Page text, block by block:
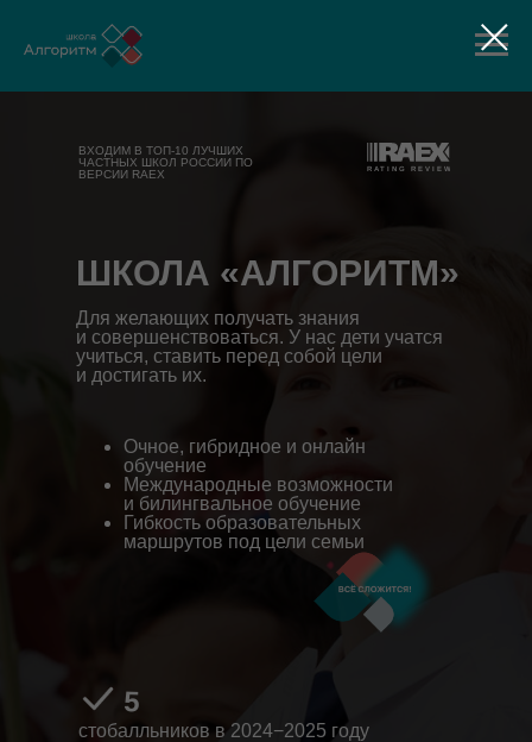
ШКОЛА «АЛГОРИТМ»
Очное, гибридное и онлайн
обучение
Международные возможности
и билингвальное обучение
Гибкость образовательных
маршрутов под цели семьи
Для желающих получать знания
и совершенствоваться. У нас дети учатся
учиться, ставить перед собой цели
и достигать их.
стобалльников в 2024−2025 году
ВХОДИМ В ТОП-10 ЛУЧШИХ
ЧАСТНЫХ ШКОЛ РОССИИ ПО
ВЕРСИИ RAEX
5